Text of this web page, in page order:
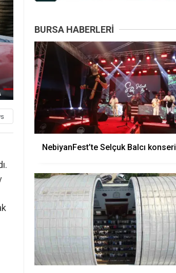
BURSA HABERLERI
NebiyanFest’te Selçuk Balcı konseri